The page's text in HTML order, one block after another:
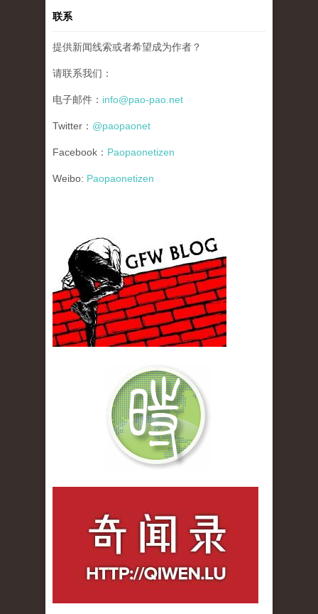
联系
提供新闻线索或者希望成为作者？
请联系我们：
电子邮件： info@pao-pao.net
Twitter： @paopaonet
Facebook： Paopaonetizen
Weibo: Paopaonetizen
gfw_blog_small.jpg